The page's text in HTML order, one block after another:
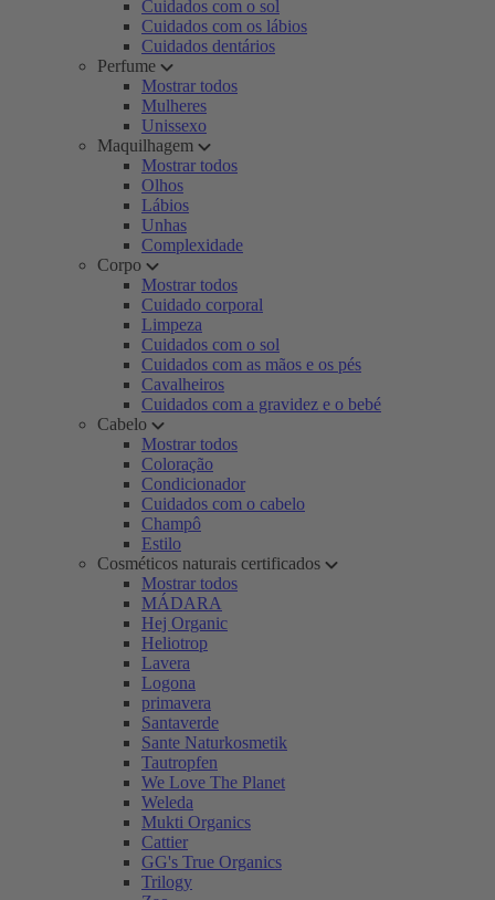
Cuidados com o sol
Cuidados com os lábios
Cuidados dentários
Perfume
Mostrar todos
Mulheres
Unissexo
Maquilhagem
Mostrar todos
Olhos
Lábios
Unhas
Complexidade
Corpo
Mostrar todos
Cuidado corporal
Limpeza
Cuidados com o sol
Cuidados com as mãos e os pés
Cavalheiros
Cuidados com a gravidez e o bebé
Cabelo
Mostrar todos
Coloração
Condicionador
Cuidados com o cabelo
Champô
Estilo
Cosméticos naturais certificados
Mostrar todos
MÁDARA
Hej Organic
Heliotrop
Lavera
Logona
primavera
Santaverde
Sante Naturkosmetik
Tautropfen
We Love The Planet
Weleda
Mukti Organics
Cattier
GG's True Organics
Trilogy